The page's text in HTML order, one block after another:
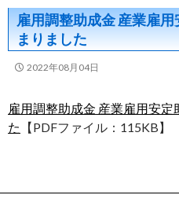
雇用調整助成金 産業雇
まりました
2022年08月04日
雇用調整助成金 産業雇用安
た
【PDFファイル：115KB】